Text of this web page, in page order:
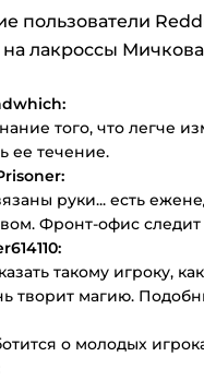
пользователи
лакроссы
того, что легче
ее течение.
руки... есть
Фронт-офис следит
такому игроку,
творит магию.
о молодых